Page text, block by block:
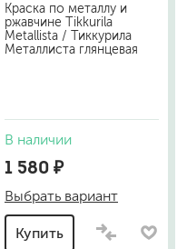
Краска по металлу и
ржавчине Tikkurila
Metallista / Тиккурила
Металлиста глянцевая
В наличии
1 580 ₽
Выбрать вариант
Купить